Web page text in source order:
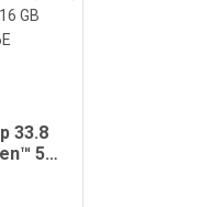
33.8
5